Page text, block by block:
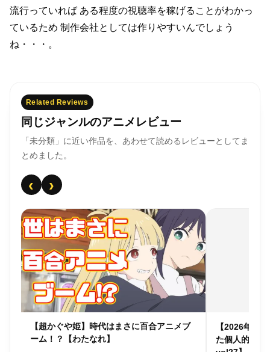
流行っていれば ある程度の視聴率を稼げることがわかっ
ているため 制作会社としては作りやすいんでしょう
ね・・・。
Related Reviews
同じジャンルのアニメレビュー
「未分類」に近い作品を、あわせて読めるレビューとしてま
とめました。
‹ ›
【超かぐや姫】時代はまさに百合アニメブ
ーム！？【わたなれ】
【2026年ア
た個人的アニ